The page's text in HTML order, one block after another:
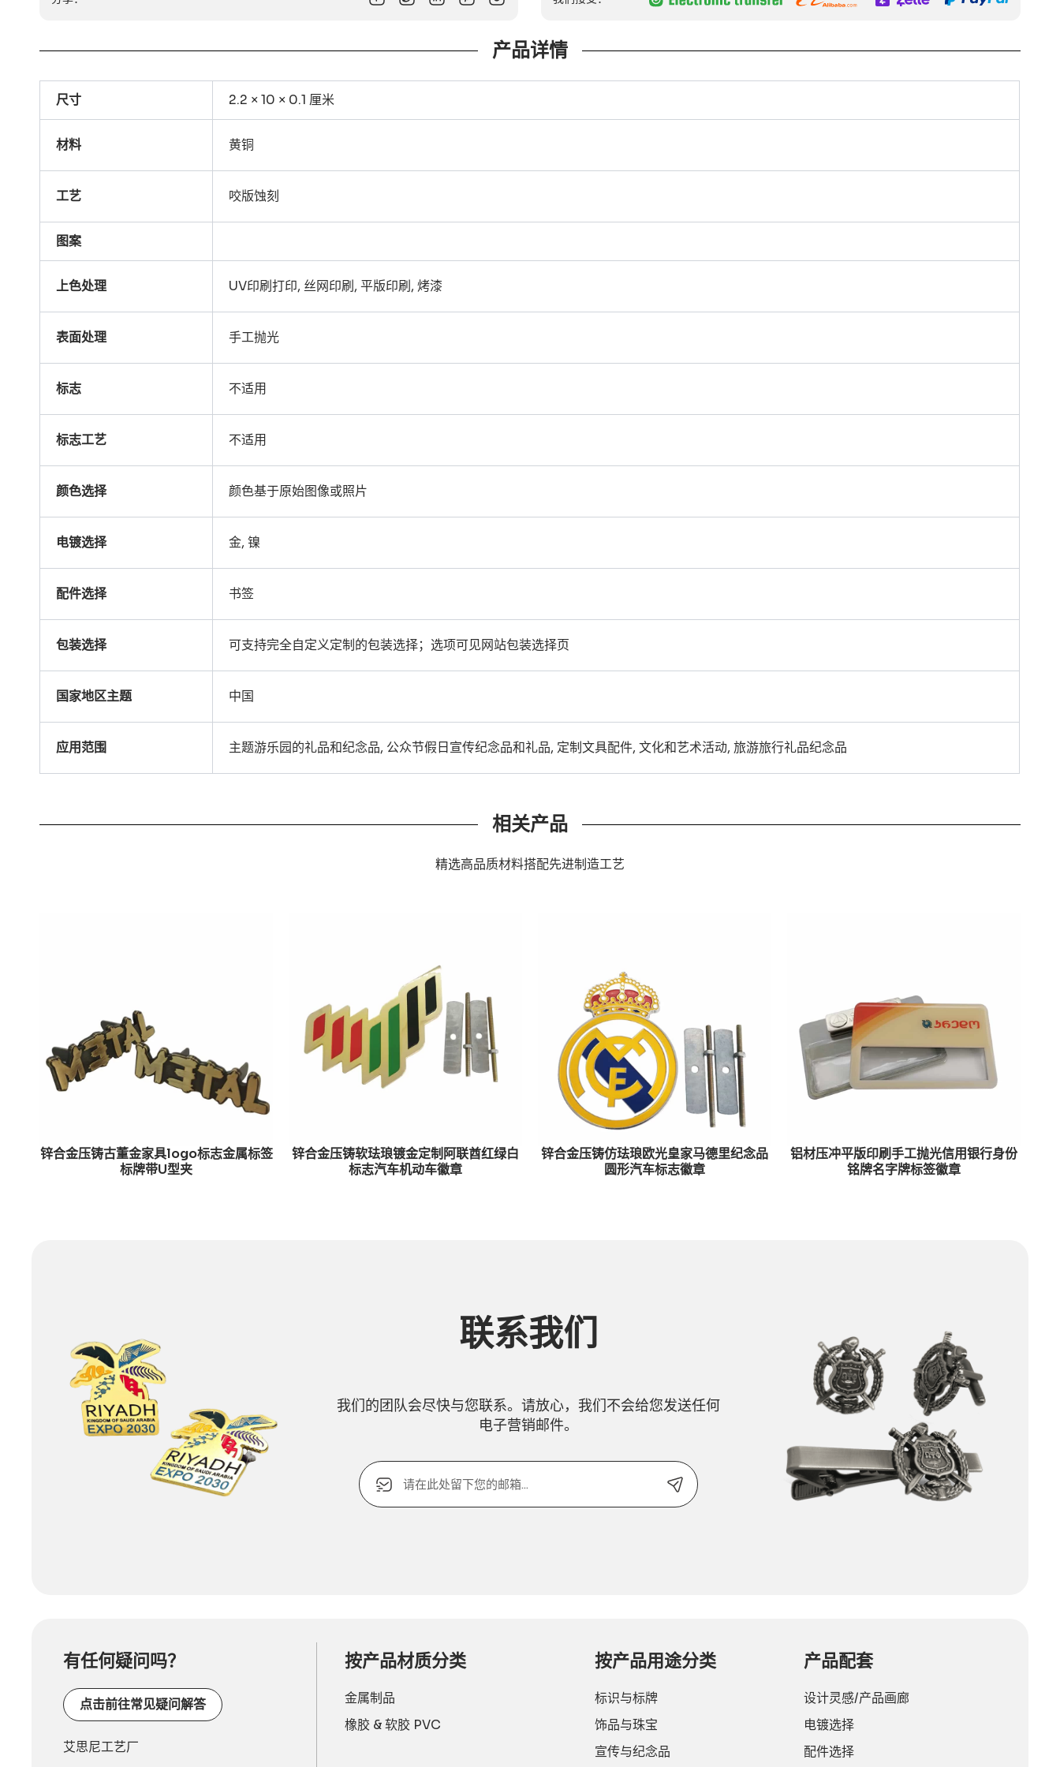
产品详情
尺寸 2.2 × 10 × 0.1 厘米
材料 黄铜
工艺 咬版蚀刻
图案
上色处理 UV印刷打印, 丝网印刷, 平版印刷, 烤漆
表面处理 手工抛光
标志 不适用
标志工艺 不适用
颜色选择 颜色基于原始图像或照片
电镀选择 金, 镍
配件选择 书签
包装选择 可支持完全自定义定制的包装选择；选项可见网站包装选择页
国家地区主题 中国
应用范围 主题游乐园的礼品和纪念品, 公众节假日宣传纪念品和礼品, 定制文具配件, 文化和艺术活动, 旅游旅行礼品纪念品
相关产品
精选高品质材料搭配先进制造工艺
锌合金压铸古董金家具logo标志金属标签
标牌带U型夹
锌合金压铸软珐琅镀金定制阿联酋红绿白
标志汽车机动车徽章
锌合金压铸仿珐琅欧光皇家马德里纪念品
圆形汽车标志徽章
铝材压冲平版印刷手工抛光信用银行身份
铭牌名字牌标签徽章
联系我们
我们的团队会尽快与您联系。请放心，我们不会给您发送任何
电子营销邮件。
电
子
邮
有任何疑问吗？
点击前往常见疑问解答
艾思尼工艺厂
按产品材质分类
金属制品
橡胶 & 软胶 PVC
按产品用途分类
标识与标牌
饰品与珠宝
宣传与纪念品
产品配套
设计灵感/产品画廊
电镀选择
配件选择